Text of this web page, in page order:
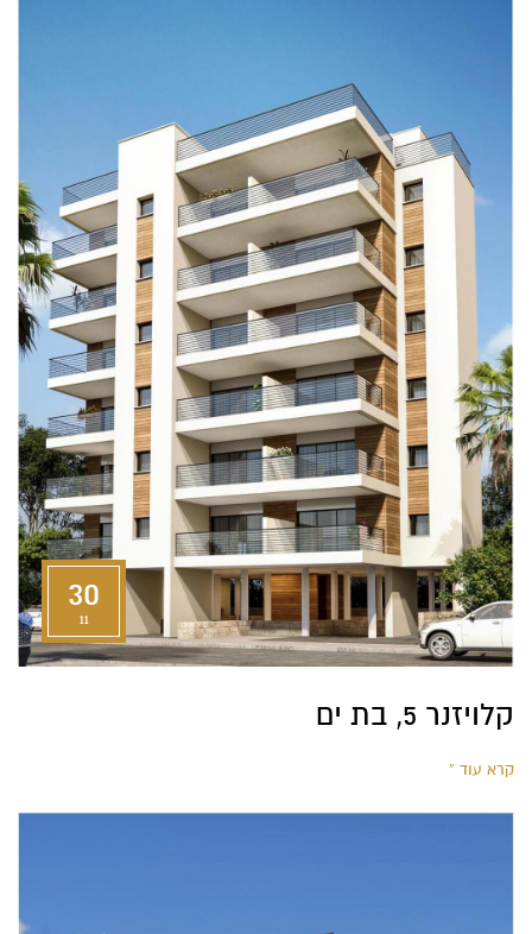
תחומי ההתמחות של המשרד שלנו
שירותי המשרד שלנו
30
11
‫קלויזנר ‪ ,5‬בת ים‬
קרא עוד »